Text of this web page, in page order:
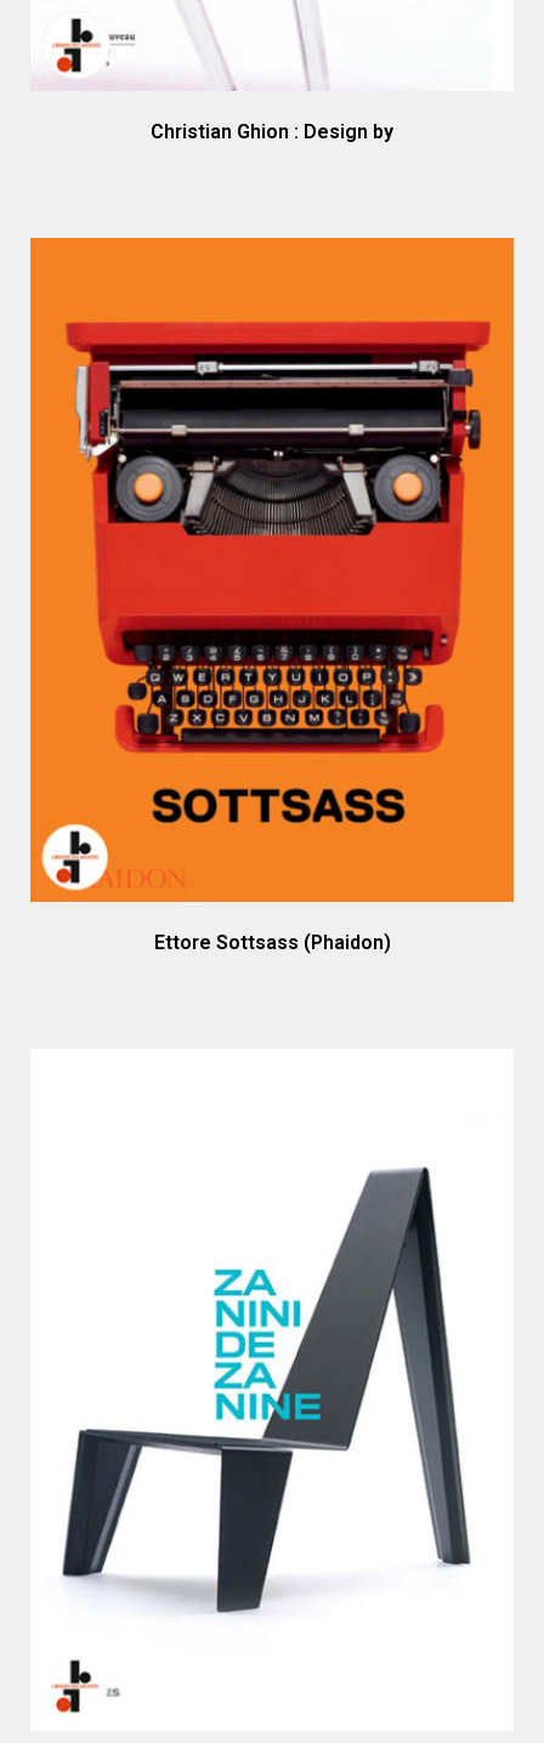
Christian Ghion : Design by
Ettore Sottsass (Phaidon)